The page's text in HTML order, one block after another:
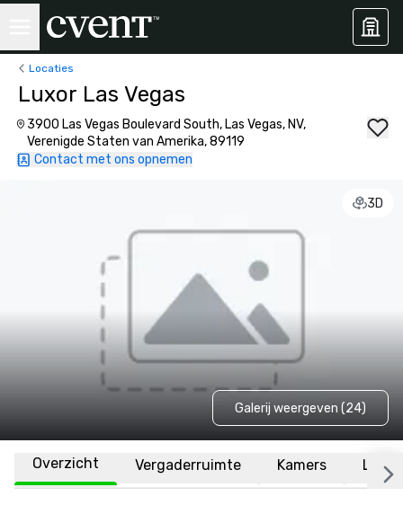
Locaties
Luxor Las Vegas
3900 Las Vegas Boulevard South, Las Vegas, NV,
Verenigde Staten van Amerika, 89119
Contact met ons opnemen
3D
Galerij weergeven (24)
Overzicht Vergaderruimte Kamers